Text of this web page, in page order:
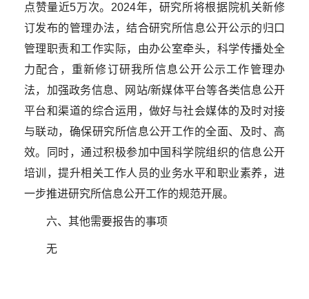
点赞量近5万次。2024年，研究所将根据院机关新修
订发布的管理办法，结合研究所信息公开公示的归口
管理职责和工作实际，由办公室牵头，科学传播处全
力配合，重新修订研我所信息公开公示工作管理办
法，加强政务信息、网站/新媒体平台等各类信息公开
平台和渠道的综合运用，做好与社会媒体的及时对接
与联动，确保研究所信息公开工作的全面、及时、高
效。同时，通过积极参加中国科学院组织的信息公开
培训，提升相关工作人员的业务水平和职业素养，进
一步推进研究所信息公开工作的规范开展。
六、其他需要报告的事项
无